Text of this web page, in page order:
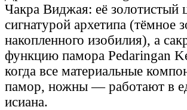
Чакра Виджая: её золотистый
сигнатурой архетипа (тёмное
накопленного изобилия), а
функцию памора Pedaringan
когда все материальные
памор, ножны — работают в
исиана.